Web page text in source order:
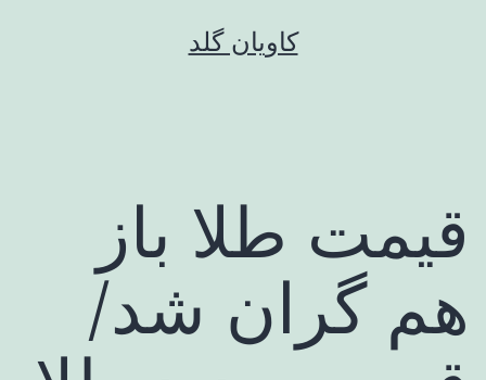
کاویان گلد
قیمت طلا باز
هم گران شد/